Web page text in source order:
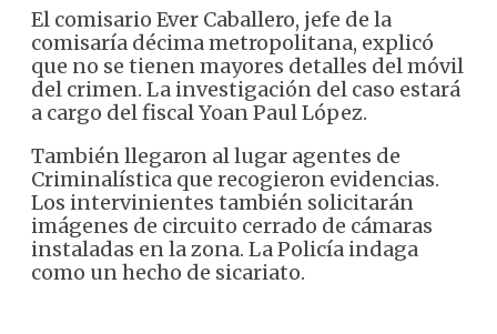
El comisario Ever Caballero, jefe de la
comisaría décima metropolitana, explicó
que no se tienen mayores detalles del móvil
del crimen. La investigación del caso estará
a cargo del fiscal Yoan Paul López.
También llegaron al lugar agentes de
Criminalística que recogieron evidencias.
Los intervinientes también solicitarán
imágenes de circuito cerrado de cámaras
instaladas en la zona. La Policía indaga
como un hecho de sicariato.